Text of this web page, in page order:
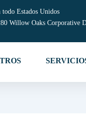
todo Estados Unidos
Willow Oaks Corporative